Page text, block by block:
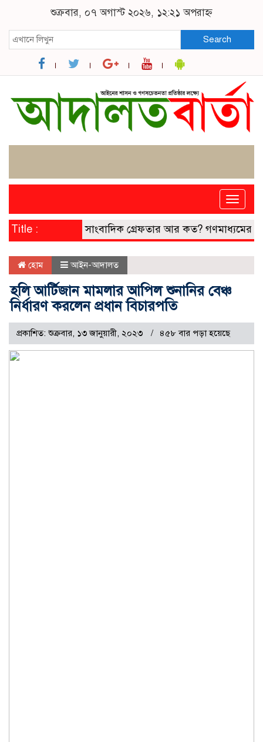
শুক্রবার, ০৭ অগাস্ট ২০২৬, ১২:২১ অপরাহ্ন
Search
Toggle
Title : সাংবাদিক গ্রেফতার আর কত? গণমাধ্যমের
হোম আইন-আদালত
হলি আর্টিজান মামলার আপিল শুনানির বেঞ্চ
নির্ধারণ করলেন প্রধান বিচারপতি
প্রকাশিত: শুক্রবার, ১৩ জানুয়ারী, ২০২৩ ৪৫৮ বার পড়া হয়েছে